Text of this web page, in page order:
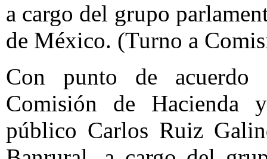
a cargo del grupo
de México. (Turno a
Con punto de acuerdo
Comisión de Hacienda
público Carlos Ruiz